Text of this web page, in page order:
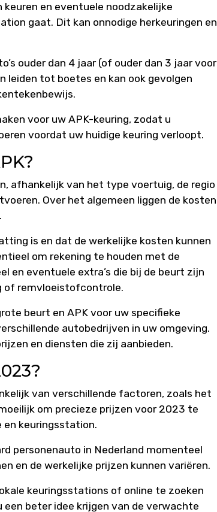
en eventuele noodzakelijke
gaat. Dit kan onnodige herkeuringen en
ouder dan 4 jaar (of ouder dan 3 jaar voor
leiden tot boetes en kan ook gevolgen
voor uw APK-keuring, zodat u
voordat uw huidige keuring verloopt.
afhankelijk van het type voertuig, de regio
Over het algemeen liggen de kosten
is en dat de werkelijke kosten kunnen
om rekening te houden met de
en eventuele extra’s die bij de beurt zijn
of remvloeistofcontrole.
beurt en APK voor uw specifieke
autobedrijven in uw omgeving.
en diensten die zij aanbieden.
van verschillende factoren, zoals het
om precieze prijzen voor 2023 te
en keuringsstation.
personenauto in Nederland momenteel
en de werkelijke prijzen kunnen variëren.
keuringsstations of online te zoeken
een beter idee krijgen van de verwachte